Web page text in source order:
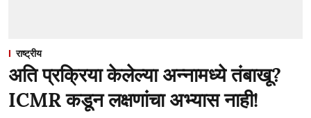
राष्ट्रीय
अति प्रक्रिया केलेल्या अन्नामध्ये तंबाखू?
ICMR कडून लक्षणांचा अभ्यास नाही!